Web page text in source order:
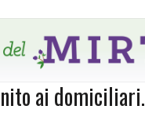
ai domiciliari.